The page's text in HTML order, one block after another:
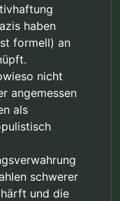
sein. Aber
Kind vor mir zu
das akzeptieren.
nicht so ist.
haben
formell) an
nicht
angemessen
als
schwerer
und die